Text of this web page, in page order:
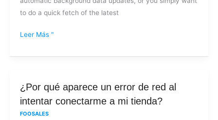
to do a quick fetch of the latest
Leer Más "
¿Por qué aparece un error de red al
intentar conectarme a mi tienda?
FOOSALES
¿Por
qué